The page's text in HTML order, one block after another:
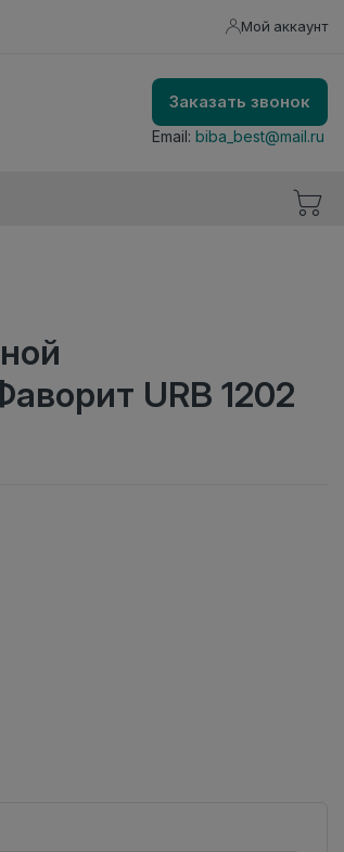
Мой аккаунт
Заказать звонок
Email: biba_best@mail.ru
URB 1202